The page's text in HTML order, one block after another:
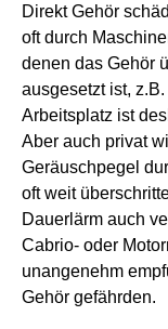
Direkt Gehör
oft durch
denen das Gehör
ausgesetzt ist,
Arbeitsplatz ist
Aber auch privat
Geräuschpegel
oft weit
Dauerlärm auch
Cabrio- oder
unangenehm
Gehör gefährden.